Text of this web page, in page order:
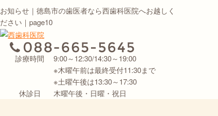
お知らせ｜徳島市の歯医者なら西歯科医院へお越しく
ださい｜page10
診療時間
9:00～12:30/14:30～19:00
※木曜午前は最終受付11:30まで
※土曜午後は13:30～17:30
休診日
木曜午後・日曜・祝日